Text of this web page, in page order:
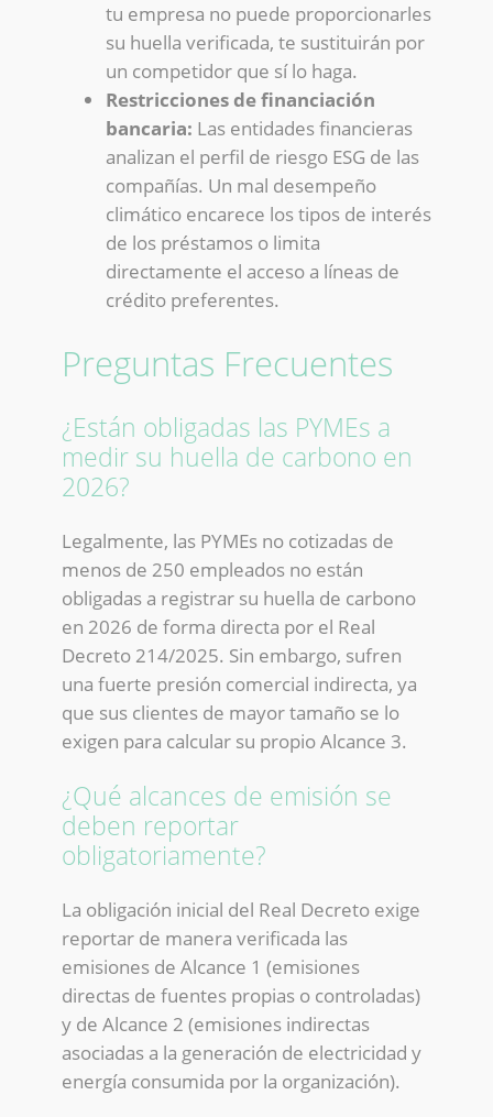
tu empresa no puede proporcionarles
su huella verificada, te sustituirán por
un competidor que sí lo haga.
Restricciones de financiación
bancaria: Las entidades financieras
analizan el perfil de riesgo ESG de las
compañías. Un mal desempeño
climático encarece los tipos de interés
de los préstamos o limita
directamente el acceso a líneas de
crédito preferentes.
Preguntas Frecuentes
¿Están obligadas las PYMEs a
medir su huella de carbono en
2026?
Legalmente, las PYMEs no cotizadas de
menos de 250 empleados no están
obligadas a registrar su huella de carbono
en 2026 de forma directa por el Real
Decreto 214/2025. Sin embargo, sufren
una fuerte presión comercial indirecta, ya
que sus clientes de mayor tamaño se lo
exigen para calcular su propio Alcance 3.
¿Qué alcances de emisión se
deben reportar
obligatoriamente?
La obligación inicial del Real Decreto exige
reportar de manera verificada las
emisiones de Alcance 1 (emisiones
directas de fuentes propias o controladas)
y de Alcance 2 (emisiones indirectas
asociadas a la generación de electricidad y
energía consumida por la organización).